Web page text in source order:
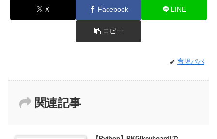
X Facebook LINE
コピー
育児パパ
関連記事